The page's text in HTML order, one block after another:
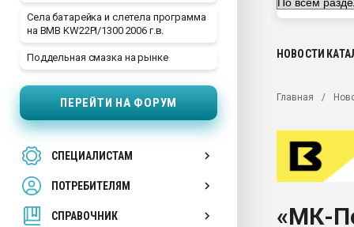
Села батарейка и слетела программа
на BMB KW22PI/1300 2006 г.в.
Поддельная смазка на рынке
ПЕРЕЙТИ НА ФОРУМ
СПЕЦИАЛИСТАМ
ПОТРЕБИТЕЛЯМ
СПРАВОЧНИК
29.07.2026 ФРП помог
Вакуум-формовочные
28.07.2026
первый план в
пластмасс
ситуацией на
НОВОСТИ
Главная
«МК-